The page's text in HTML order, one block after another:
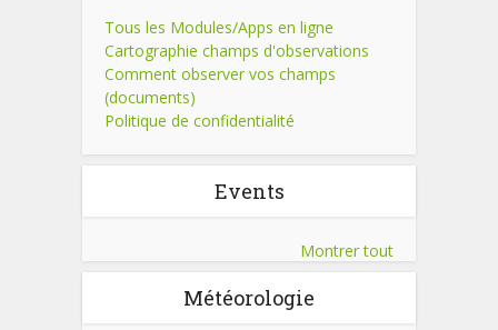
Tous les Modules/Apps en ligne
Cartographie champs d'observations
Comment observer vos champs
(documents)
Politique de confidentialité
Events
Montrer tout
Météorologie